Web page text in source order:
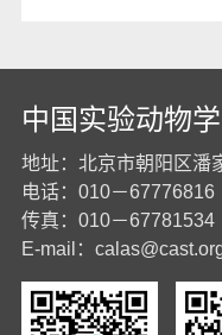
中国实验动物
地址：北京市朝阳区潘
电话：010－67776816
传真：010－67781534
E-mail：